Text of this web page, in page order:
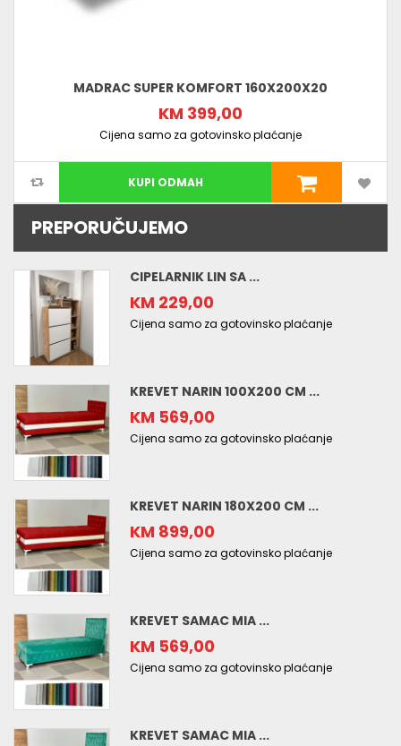
MADRAC SUPER KOMFORT 160X200X20
KM 399,00
Cijena samo za gotovinsko plaćanje
KUPI ODMAH
PREPORUČUJEMO
CIPELARNIK LIN SA ...
KM 229,00
Cijena samo za gotovinsko plaćanje
KREVET NARIN 100X200 CM ...
KM 569,00
Cijena samo za gotovinsko plaćanje
KREVET NARIN 180X200 CM ...
KM 899,00
Cijena samo za gotovinsko plaćanje
KREVET SAMAC MIA ...
KM 569,00
Cijena samo za gotovinsko plaćanje
KREVET SAMAC MIA ...